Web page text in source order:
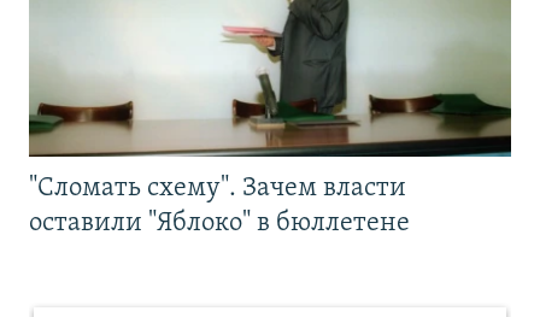
"Сломать схему". Зачем власти
оставили "Яблоко" в бюллетене